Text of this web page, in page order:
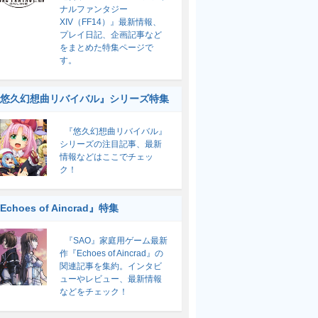
ナルファンタジー
XIV（FF14）』最新情報、
プレイ日記、企画記事など
をまとめた特集ページで
す。
久幻想曲リバイバル』シリーズ特集
『悠久幻想曲リバイバル』
シリーズの注目記事、最新
情報などはここでチェッ
ク！
of Aincrad』特集
『SAO』家庭用ゲーム最新
作『Echoes of Aincrad』の
関連記事を集約。インタビ
ューやレビュー、最新情報
などをチェック！